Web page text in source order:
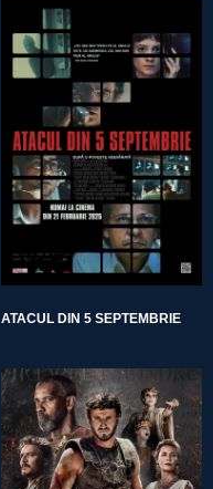
ATACUL DIN 5 SEPTEMBRIE